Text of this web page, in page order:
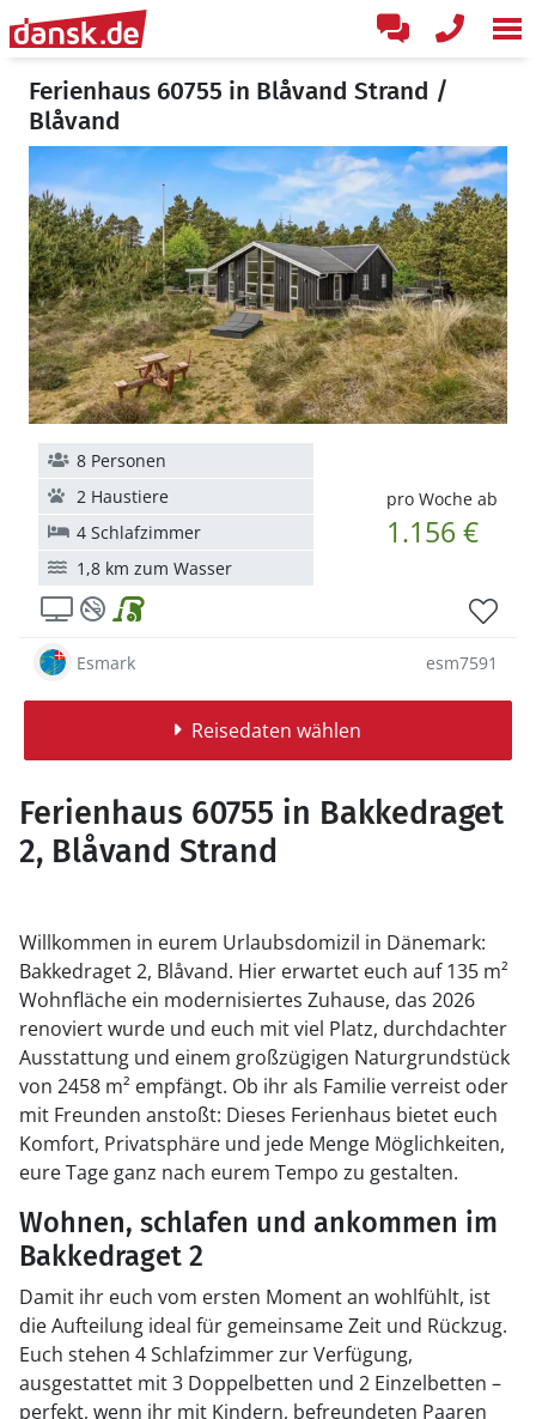
Ferienhaus 60755 in Blåvand Strand /
Blåvand
pro Woche ab
1.156 €
8 Personen
2 Haustiere
4 Schlafzimmer
1,8 km zum Wasser
Esmark esm7591
Reisedaten wählen
Ferienhaus 60755 in Bakkedraget
2, Blåvand Strand
Willkommen in eurem Urlaubsdomizil in Dänemark:
Bakkedraget 2, Blåvand. Hier erwartet euch auf 135 m²
Wohnfläche ein modernisiertes Zuhause, das 2026
renoviert wurde und euch mit viel Platz, durchdachter
Ausstattung und einem großzügigen Naturgrundstück
von 2458 m² empfängt. Ob ihr als Familie verreist oder
mit Freunden anstoßt: Dieses Ferienhaus bietet euch
Komfort, Privatsphäre und jede Menge Möglichkeiten,
eure Tage ganz nach eurem Tempo zu gestalten.
Wohnen, schlafen und ankommen im
Bakkedraget 2
Damit ihr euch vom ersten Moment an wohlfühlt, ist
die Aufteilung ideal für gemeinsame Zeit und Rückzug.
Euch stehen 4 Schlafzimmer zur Verfügung,
ausgestattet mit 3 Doppelbetten und 2 Einzelbetten –
perfekt, wenn ihr mit Kindern, befreundeten Paaren